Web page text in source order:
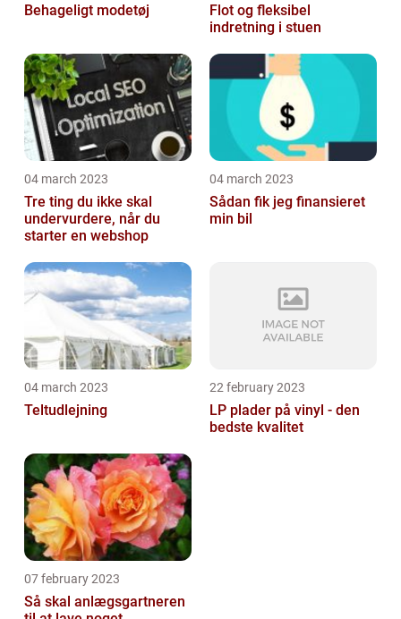
Behageligt modetøj
Flot og fleksibel
indretning i stuen
04 march 2023
Tre ting du ikke skal
undervurdere, når du
starter en webshop
04 march 2023
Sådan fik jeg finansieret
min bil
04 march 2023
Teltudlejning
22 february 2023
LP plader på vinyl - den
bedste kvalitet
07 february 2023
Så skal anlægsgartneren